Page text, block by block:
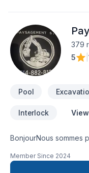
379
5
Pool
Interlock
BonjourNous sommes
nous offrons :-
réparation de pavé
Member Since 2024